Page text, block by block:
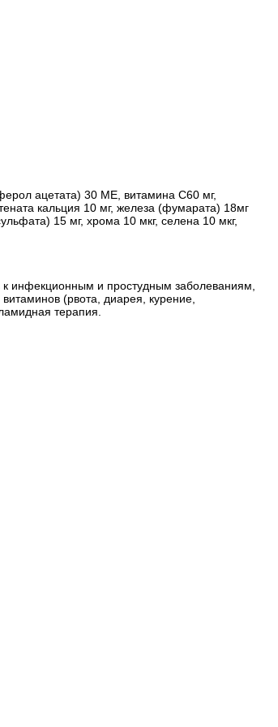
ацетата) 30 ME, витамина С60 мг,
кальция 10 мг, железа (фумарата) 18мг
15 мг, хрома 10 мкг, селена 10 мкг,
к инфекционным и простудным заболеваниям,
(рвота, диарея, курение,
терапия.